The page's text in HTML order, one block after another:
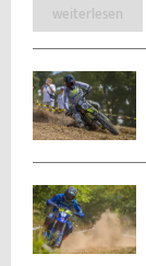
weiterlesen